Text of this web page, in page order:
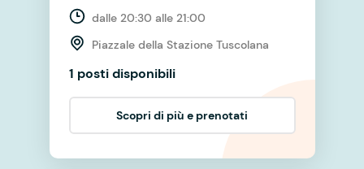
dalle 20:30 alle 21:00
Piazzale della Stazione Tuscolana
1 posti disponibili
Scopri di più e prenotati